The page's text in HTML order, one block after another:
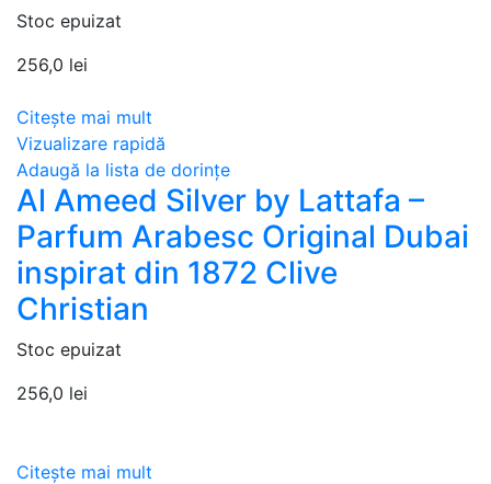
Stoc epuizat
256,0 lei
Citește mai mult
Vizualizare rapidă
Adaugă la lista de dorințe
Al Ameed Silver by Lattafa –
Parfum Arabesc Original Dubai
inspirat din 1872 Clive
Christian
Stoc epuizat
256,0 lei
Citește mai mult